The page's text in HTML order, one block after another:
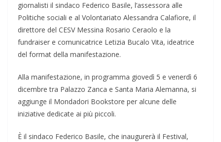
giornalisti il sindaco Federico Basile, l’assessora alle
Politiche sociali e al Volontariato Alessandra Calafiore, il
direttore del CESV Messina Rosario Ceraolo e la
fundraiser e comunicatrice Letizia Bucalo Vita, ideatrice
del format della manifestazione.
Alla manifestazione, in programma giovedì 5 e venerdì 6
dicembre tra Palazzo Zanca e Santa Maria Alemanna, si
aggiunge il Mondadori Bookstore per alcune delle
iniziative dedicate ai più piccoli.
È il sindaco Federico Basile, che inaugurerà il Festival,